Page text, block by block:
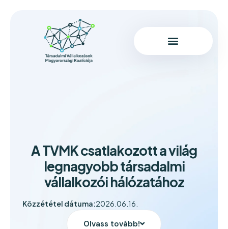
A TVMK csatlakozott a világ
legnagyobb társadalmi
vállalkozói hálózatához
Közzététel dátuma:2026.06.16.
Olvass tovább!